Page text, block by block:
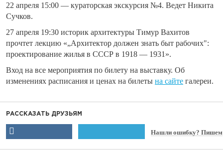
22 апреля 15:00 — кураторская экскурсия №4. Ведет Никита
Сучков.
27 апреля 19:30 историк архитектуры Тимур Вахитов
прочтет лекцию «„Архитектор должен знать быт рабочих":
проектирование жилья в СССР в 1918 — 1931».
Вход на все мероприятия по билету на выставку. Об
изменениях расписания и ценах на билеты на сайте галереи.
РАССКАЗАТЬ ДРУЗЬЯМ
Нашли ошибку? Пишем